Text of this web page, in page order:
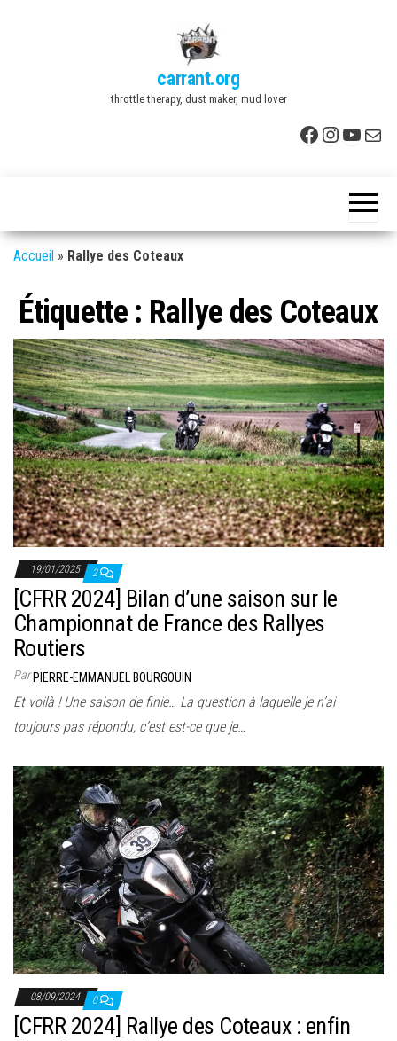
carrant.org
throttle therapy, dust maker, mud lover
Facebook
E-
Accueil » Rallye des Coteaux
Étiquette : Rallye des Coteaux
19/01/2025 2
[CFRR 2024] Bilan d’une saison sur le
Championnat de France des Rallyes
Routiers
ParPIERRE-EMMANUEL BOURGOUIN
Et voilà ! Une saison de finie… La question à laquelle je n’ai
toujours pas répondu, c’est est-ce que je…
08/09/2024 0
[CFRR 2024] Rallye des Coteaux : enfin